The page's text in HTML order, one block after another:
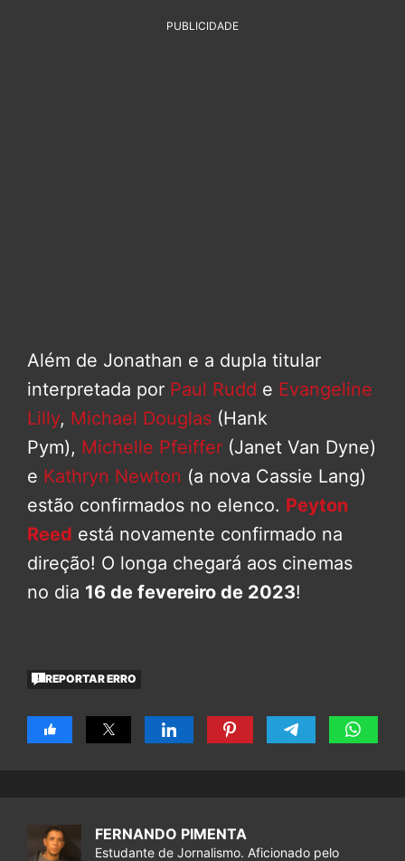
PUBLICIDADE
Além de Jonathan e a dupla titular
interpretada por Paul Rudd e Evangeline
Lilly, Michael Douglas (Hank
Pym), Michelle Pfeiffer (Janet Van Dyne)
e Kathryn Newton (a nova Cassie Lang)
estão confirmados no elenco. Peyton
Reed está novamente confirmado na
direção! O longa chegará aos cinemas
no dia 16 de fevereiro de 2023!
REPORTAR ERRO
FERNANDO PIMENTA
Estudante de Jornalismo. Aficionado pelo